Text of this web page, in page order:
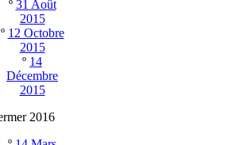
º 31 Août
2015
º 12 Octobre
2015
º 14
Décembre
2015
2016